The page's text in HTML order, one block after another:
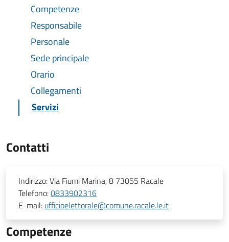
Competenze
Responsabile
Personale
Sede principale
Orario
Collegamenti
Servizi
Contatti
Indirizzo:Via Fiumi Marina, 8 73055 Racale
Telefono:0833902316
E-mail: ufficioelettorale@comune.racale.le.it
Competenze